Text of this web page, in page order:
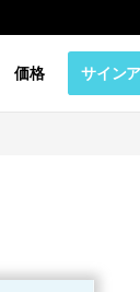
価格 サイン